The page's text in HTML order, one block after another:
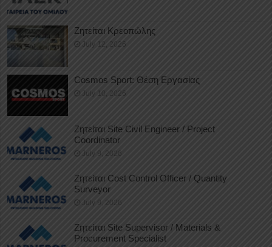
Ζητείται Κρεοπώλης
July 12, 2026
Cosmos Sport: Θέση Εργασίας
July 10, 2026
Ζητείται Site Civil Engineer / Project
Coordinator
July 9, 2026
Ζητείται Cost Control Officer / Quantity
Surveyor
July 9, 2026
Ζητείται Site Supervisor / Materials &
Procurement Specialist